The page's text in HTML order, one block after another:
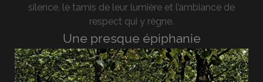
silence, le tamis de leur lumière et l’ambiance de
respect qui y règne.
Une presque épiphanie